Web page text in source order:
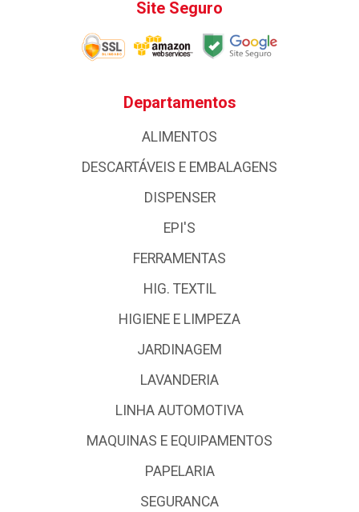
Site Seguro
Departamentos
ALIMENTOS
DESCARTÁVEIS E EMBALAGENS
DISPENSER
EPI'S
FERRAMENTAS
HIG. TEXTIL
HIGIENE E LIMPEZA
JARDINAGEM
LAVANDERIA
LINHA AUTOMOTIVA
MAQUINAS E EQUIPAMENTOS
PAPELARIA
SEGURANCA